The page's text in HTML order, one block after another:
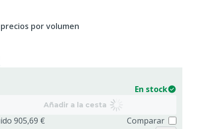
En stock
Añadir a la cesta
905,69 € Comparar
por volumen